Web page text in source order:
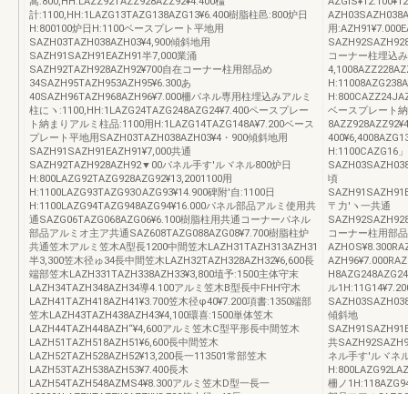
計:1100,HH:1LAZG13TAZG138AZG13¥6.400樹脂柱邑:800炉日
H:800100炉日H:1100ベースプレート平地用
SAZH03TAZH038AZH03¥4,900傾斜地用
SAZH91SAZH91EAZH91半7,000業涌
SAZH92TAZH928AZH92¥700自在コーナー柱用部品め
34SAZH95TAZH953AZH95¥6.300あ
40SAZH96TAZH968AZH96¥7.000柵パネル専用柱埋込みアルミ
柱にヽ:1100,HH:1LAZG24TAZG248AZG24¥7.400ペースプレー
ト納まりアルミ柱品:1100用H:1LAZG14TAZG148A¥7.200ベース
プレート平地用SAZH03TAZH038AZH03¥4・900傾斜地用
SAZH91SAZH91EAZH91¥7,000共通
SAZH92TAZH928AZH92▼00パネル手す'ルヾネル800炉日
H:800LAZG92TAZG928AZG92¥13,2001100用
H:1100LAZG93TAZG93OAZG93¥14.900碑附′自:1100日
H:1100LAZG94TAZG948AZG94¥16.000パネル部品アルミ使用共
通SAZG06TAZG068AZG06¥6.100樹脂柱用共通コーナーパネル
部品アルミオ主ア共通SAZ608TAZG088AZG08¥7.700樹脂柱炉
共通笠木アルミ笠木A型長1200中間笠木LAZH31TAZH313AZH31
半3,300笠木径ゅ34長中間笠木LAZH32TAZH328AZH32¥6,600長
端部笠木LAZH331TAZH338AZH33¥3,800埴予:1500主体守末
LAZH34TAZH348AZH34導4.100アルミ笠木B型長中FHH守木
LAZH41TAZH418AZH41¥3.700笠木径φ40¥7.200項書:1350端部
笠木LAZH43TAZH438AZH43¥4,100環喜:1500単体笠木
LAZH44TAZH448AZH“¥4,600アルミ笠木C型平形長中間笠木
LAZH51TAZH518AZH51¥6,600長中間笠木
LAZH52TAZH528AZH52¥13,200長一113501常部笠木
LAZH53TAZH538AZH53¥7.400長木
LAZH54TAZH548AZMS4¥8.300アルミ笠木D型一長一
用
コーナー柱埋込
ベースプレート
H:1100CAZG16
頃
〒力′ヽ一共通
コーナー柱用部
ル
傾斜地
共
ネル手す'ルヾネ
柵ノ